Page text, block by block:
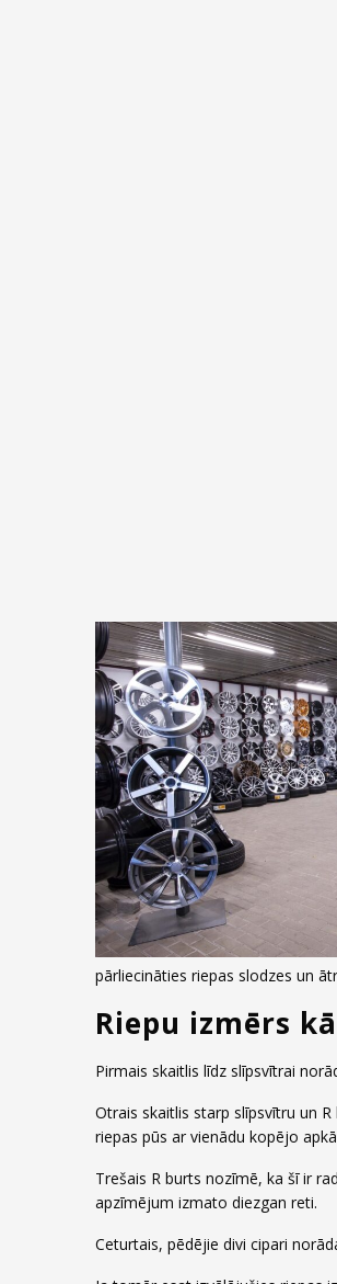
pārliecināties riepas slodzes un
Riepu izmērs
Pirmais skaitlis līdz slīpsvītrai
Otrais skaitlis starp slīpsvītru un
riepas pūs ar vienādu kopējo
Trešais R burts nozīmē, ka šī ir
apzīmējum izmato diezgan reti.
Ceturtais, pēdējie divi cipari